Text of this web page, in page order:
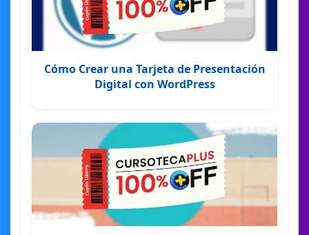
Cómo Crear una Tarjeta de Presentación
Digital con WordPress